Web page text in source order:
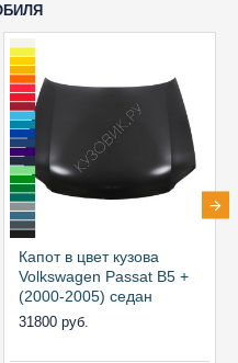
Капот в цвет кузова
Volkswagen Passat B5 +
(2000-2005) седан
31800 руб.